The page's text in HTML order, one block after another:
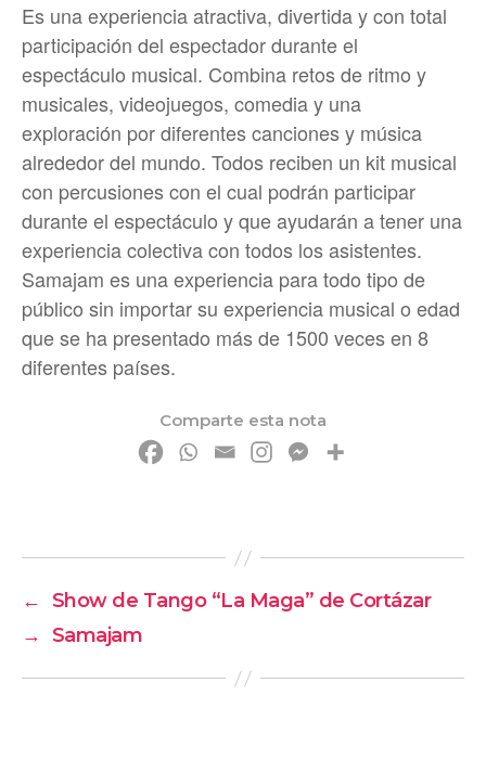
Es una experiencia atractiva, divertida y con total
participación del espectador durante el
espectáculo musical. Combina retos de ritmo y
musicales, videojuegos, comedia y una
exploración por diferentes canciones y música
alrededor del mundo. Todos reciben un kit musical
con percusiones con el cual podrán participar
durante el espectáculo y que ayudarán a tener una
experiencia colectiva con todos los asistentes.
Samajam es una experiencia para todo tipo de
público sin importar su experiencia musical o edad
que se ha presentado más de 1500 veces en 8
diferentes países.
Comparte esta nota
←
Show de Tango “La Maga” de Cortázar
→
Samajam